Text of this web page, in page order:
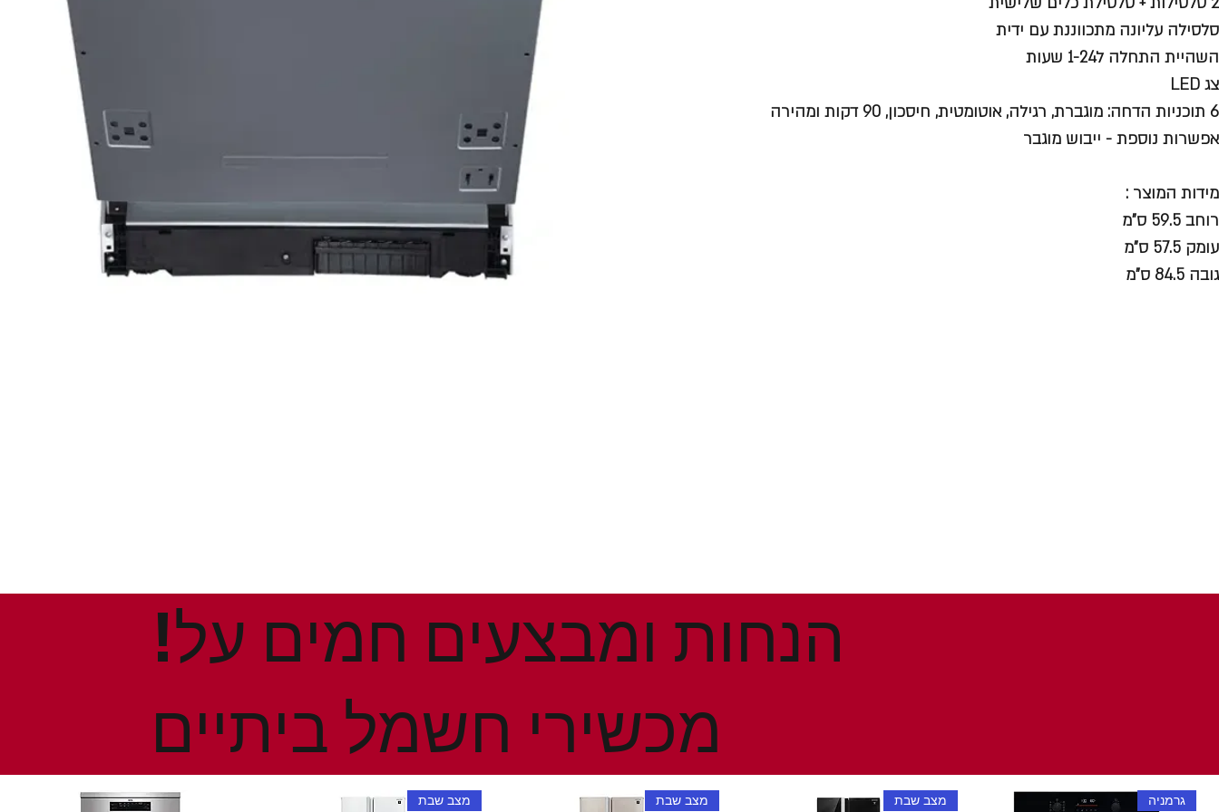
סלסילה עליונה מתכווננת עם ידית
השהיית התחלה ל1-24 שעות
צג LED
6 תוכניות הדחה: מוגברת, רגילה, אוטומטית, חיסכון, 90 דקות ומהירה
אפשרות נוספת - ייבוש מוגבר
מידות המוצר :
רוחב 59.5 ס"מ
עומק 57.5 ס"מ
גובה 84.5 ס"מ
גרמניה מצב שבת מצב שבת מצב שבת
!הנחות ומבצעים חמים על
מכשירי חשמל ביתיים